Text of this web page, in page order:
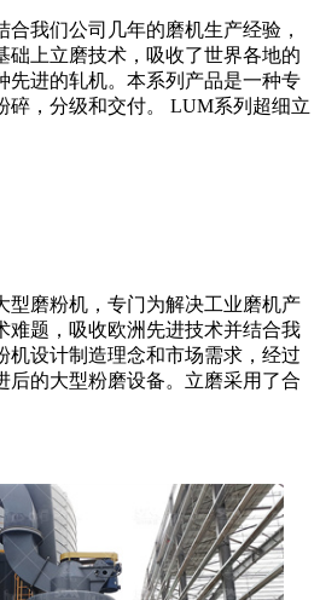
合我们公司几年的磨机生产经验，
础上立磨技术，吸收了世界各地的
先进的轧机。本系列产品是一种专
碎，分级和交付。 LUM系列超细立
型磨粉机，专门为解决工业磨机产
难题，吸收欧洲先进技术并结合我
机设计制造理念和市场需求，经过
后的大型粉磨设备。立磨采用了合